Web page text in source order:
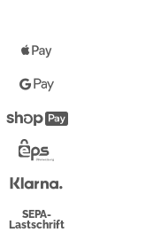
Pay
Google
Pay
Überweisung
SEPA-
Lastschrift